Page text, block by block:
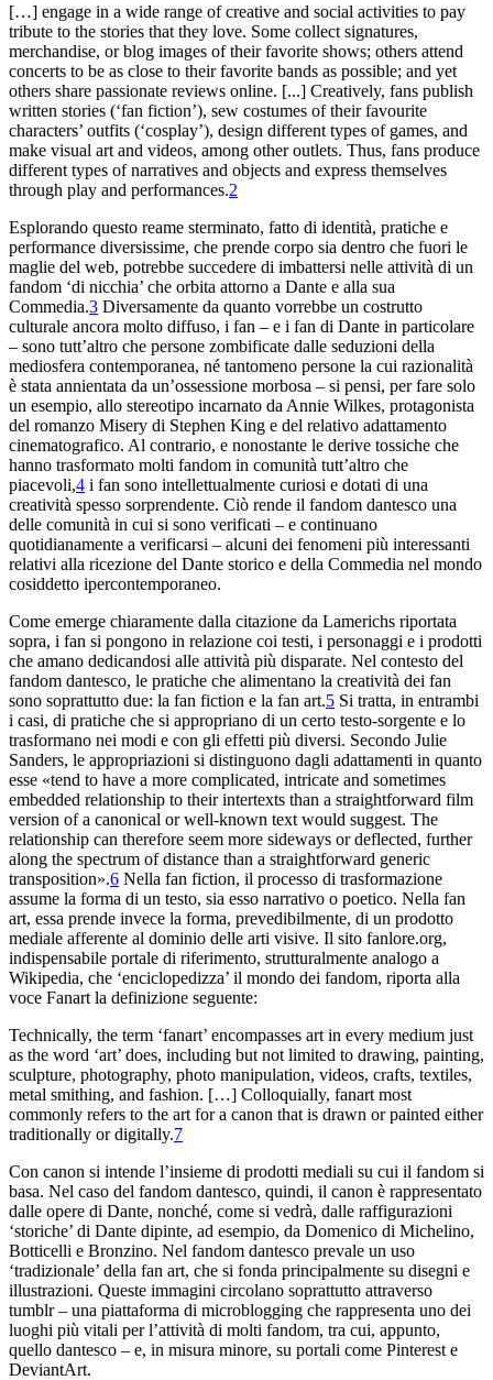
[…] engage in a wide range of creative and social activities to pay
tribute to the stories that they love. Some collect signatures,
merchandise, or blog images oftheir favorite shows; others attend
concerts to be as close to their favorite bands as possible; and yet
others share passionate reviews online. [...] Creatively, fans publish
written stories (‘fan fiction’), sew costumes of their favourite
characters’ outfits (‘cosplay’), design different types of games, and
make visual art and videos, among other outlets. Thus, fans produce
different types of narratives and objects and express themselves
through play and performances.2
Esplorando questo reame sterminato, fatto di identità, pratiche e
performance diversissime, che prende corpo sia dentro che fuori le
maglie del web, potrebbe succedere di imbattersi nelle attività di un
fandom ‘di nicchia’ che orbita attorno a Dante e alla sua
Commedia.3 Diversamente da quanto vorrebbe un costrutto
culturale ancora molto diffuso, i fan – e i fan di Dante in particolare
– sono tutt’altro che persone zombificate dalle seduzioni della
mediosfera contemporanea, né tantomeno persone la cui razionalità
è stata annientata da un’ossessione morbosa – si pensi, per fare solo
un esempio, allo stereotipo incarnato da Annie Wilkes, protagonista
del romanzo Misery di Stephen King e del relativo adattamento
cinematografico. Al contrario, e nonostante le derive tossiche che
hanno trasformato molti fandom in comunità tutt’altro che
piacevoli,4 i fan sono intellettualmente curiosi e dotati di una
creatività spesso sorprendente. Ciò rende il fandom dantesco una
delle comunità in cui si sono verificati – e continuano
quotidianamente a verificarsi – alcuni dei fenomeni più interessanti
relativi alla ricezione del Dante storico e della Commedia nel mondo
cosiddetto ipercontemporaneo.
Come emerge chiaramente dalla citazione da Lamerichs riportata
sopra, i fan si pongono in relazione coi testi, i personaggi e i prodotti
che amano dedicandosi alle attività più disparate. Nel contesto del
fandom dantesco, le pratiche che alimentano la creatività dei fan
sono soprattutto due: la fan fiction e la fan art.5 Si tratta, in entrambi
i casi, di pratiche che si appropriano di un certo testo-sorgente e lo
trasformano nei modi e con gli effetti più diversi. Secondo Julie
Sanders, le appropriazioni si distinguono dagli adattamenti in quanto
esse «tend to have a more complicated, intricate and sometimes
embedded relationship to their intertexts than a straightforward film
version of a canonical or well-known text would suggest. The
relationship can therefore seem more sideways or deflected, further
along the spectrum of distance than a straightforward generic
transposition».6 Nella fan fiction, il processo di trasformazione
assume la forma di un testo, sia esso narrativo o poetico. Nella fan
art, essa prende invece la forma, prevedibilmente, di un prodotto
mediale afferente al dominio delle arti visive. Il sito fanlore.org,
indispensabile portale di riferimento, strutturalmente analogo a
Wikipedia, che ‘enciclopedizza’ il mondo dei fandom, riporta alla
voce Fanart la definizione seguente:
Technically, the term ‘fanart’ encompasses art in every medium just
as the word ‘art’ does, including but not limited to drawing, painting,
sculpture, photography, photo manipulation, videos, crafts, textiles,
metal smithing, and fashion. […] Colloquially, fanart most
commonly refers to the art for a canon that is drawn or painted either
traditionally or digitally.7
Con canon si intende l’insieme di prodotti mediali su cui il fandom si
basa. Nel caso del fandom dantesco, quindi, il canon è rappresentato
dalle opere di Dante, nonché, come si vedrà, dalle raffigurazioni
‘storiche’ di Dante dipinte, ad esempio, da Domenico di Michelino,
Botticelli e Bronzino. Nel fandom dantesco prevale un uso
‘tradizionale’ della fan art, che si fonda principalmente su disegni e
illustrazioni. Queste immagini circolano soprattutto attraverso
tumblr – una piattaforma di microblogging che rappresenta uno dei
luoghi più vitali per l’attività di molti fandom, tra cui, appunto,
quello dantesco – e, in misura minore, su portali come Pinterest e
DeviantArt.